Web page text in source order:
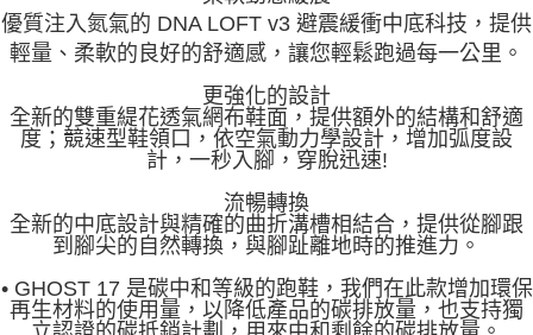
優質注入氮氣的 DNA LOFT v3 避震緩衝中底科技，提供
輕量、柔軟的良好的舒適感，讓您輕鬆跑過每一公里。
更強化的設計
全新的雙重緹花透氣網布鞋面，提供額外的結構和舒適
度；競速型鞋領口，依空氣動力學設計，增加弧度設
計，一秒入腳，穿脫迅速!
流暢轉換
全新的中底設計與精確的曲折溝槽相結合，提供從腳跟
到腳尖的自 然轉換，與腳趾離地時的推進力。
• GHOST 17 是碳中和等級的跑鞋，我們在此款增加環保
再生材料的使用量，以降低產品的碳排放量，也支持獨